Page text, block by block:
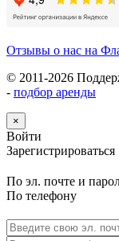
Отзывы о нас на
© 2011-2026
- подбор аренды
×
Войти
Зарегистрироваться
По эл. почте и
По телефону